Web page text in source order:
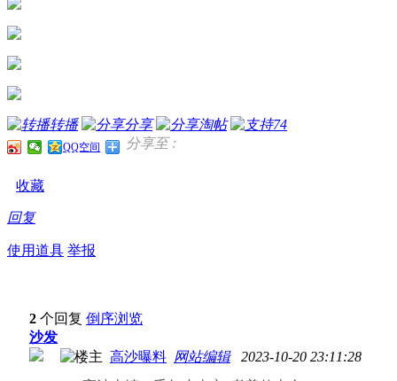
转播 分享 淘帖
74
分享至 :
QQ空间
收藏
回复
使用道具 举报
2 个回复 倒序浏览
沙发
高沙曝料 网站编辑2023-10-20 23:11:28